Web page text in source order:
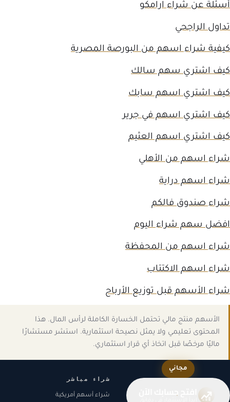
أسئلة عن شراء ارامكو
تداول الراجحي
كيفية شراء اسهم من البورصة المصرية
كيف اشتري سهم سالك
كيف اشتري اسهم سابك
كيف اشتري اسهم في جرير
كيف اشتري اسهم العثيم
شراء اسهم من الأهلي
شراء اسهم دراية
شراء صندوق فالكم
افضل سهم شراء اليوم
شراء اسهم من المحفظة
شراء اسهم الاكتتاب
شراء الأسهم قبل توزيع الأرباح
الأسهم منتج مالي تحتمل الخسارة الكاملة لرأس المال. هذا
المحتوى تعليمي ولا يمثل نصيحة استثمارية. استشر مستشارًا
ماليًا مرخصًا قبل اتخاذ أي قرار استثماري.
مجاني
افتح حسابك الآن
شراء مباشر
شراء أسهم أمريكية